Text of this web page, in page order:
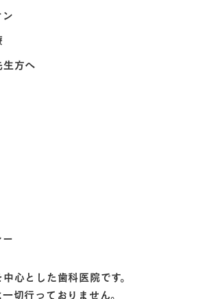
生方へ
心とした歯科医院です。
切行っておりません。